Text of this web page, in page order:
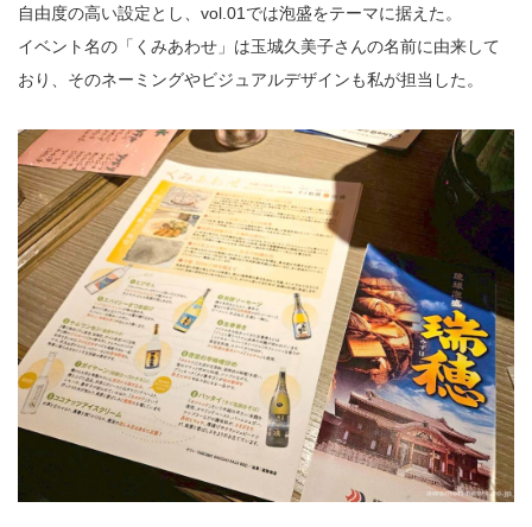
自由度の高い設定とし、vol.01では泡盛をテーマに据えた。
イベント名の「くみあわせ」は玉城久美子さんの名前に由来して
おり、そのネーミングやビジュアルデザインも私が担当した。